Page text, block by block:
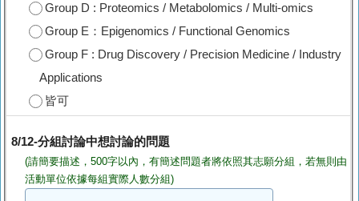
Group D : Proteomics / Metabolomics / Multi-omics
Group E：Epigenomics / Functional Genomics
Group F : Drug Discovery / Precision Medicine / Industry
Applications
皆可
8/12-分組討論中想討論的問題
(請簡要描述，500字以內，有簡述問題者將依照其志願分組，若無則由
活動單位依據每組實際人數分組)